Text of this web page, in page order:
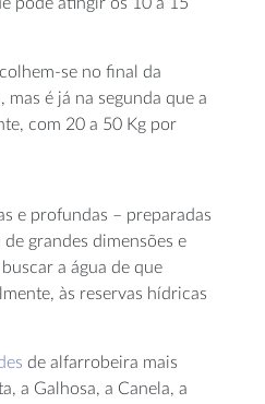
se no final da
é já na segunda que a
com 20 a 50 Kg por
e profundas – preparadas
grandes dimensões e
a água de que
às reservas hídricas
de alfarrobeira mais
a Galhosa, a Canela, a